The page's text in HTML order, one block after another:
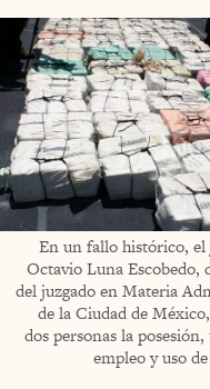
En un fallo histórico,
Octavio Luna Escobedo,
del juzgado en Materia
de la Ciudad de
dos personas la
empleo y uso